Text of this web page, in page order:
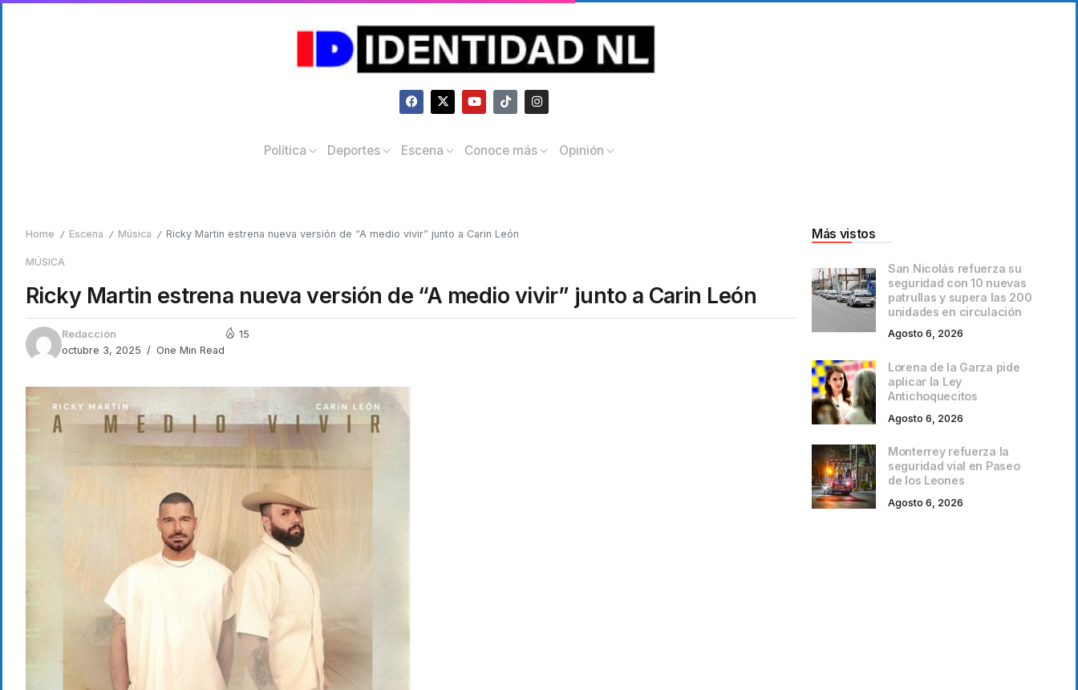
Política Deportes Escena Conoce más Opinión
Home / Escena / Música / Ricky Martin estrena nueva versión de “A medio vivir” junto a Carin León
MÚSICA
Ricky Martin estrena nueva versión de “A medio vivir” junto a Carin León
Redacción
octubre 3, 2025
One Min Read
15
Más vistos
San Nicolás refuerza su
seguridad con 10 nuevas
patrullas y supera las 200
unidades en circulación
Agosto 6, 2026
Lorena de la Garza pide
aplicar la Ley
Antichoquecitos
Agosto 6, 2026
Monterrey refuerza la
seguridad vial en Paseo
de los Leones
Agosto 6, 2026